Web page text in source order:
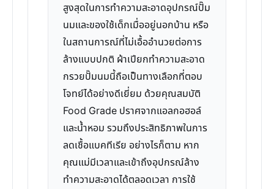
สูงสุดในการทำความสะอาดอุปกรณ์ปั๊ม
นมและของใช้เด็กเมื่ออยู่นอกบ้าน หรือ
ในสถานการณ์ที่ไม่เอื้ออำนวยต่อการ
ล้างแบบปกติ ผ้าเปียกทำความสะอาด
กรวยปั๊มนมนี้ถือเป็นทางเลือกที่ตอบ
โจทย์ได้อย่างดีเยี่ยม ด้วยคุณสมบัติ
Food Grade ปราศจากแอลกอฮอล์
และน้ำหอม รวมถึงประสิทธิภาพในการ
ลดเชื้อแบคทีเรีย อย่างไรก็ตาม หาก
คุณแม่มีเวลาและเข้าถึงอุปกรณ์ล้าง
ทำความสะอาดได้ตลอดเวลา การใช้